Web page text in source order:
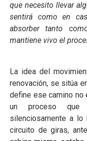
que necesito llevar
sentirá como en
absorber tanto
mantiene vivo el
La idea del
renovación, se sitúa
define ese camino no
un proceso que
silenciosamente a
circuito de giras,